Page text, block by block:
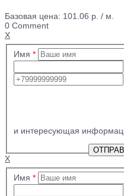
Базовая цена: 101.06 р. / м.
0 Comment
X
Имя *
и интересующая
X
Имя *